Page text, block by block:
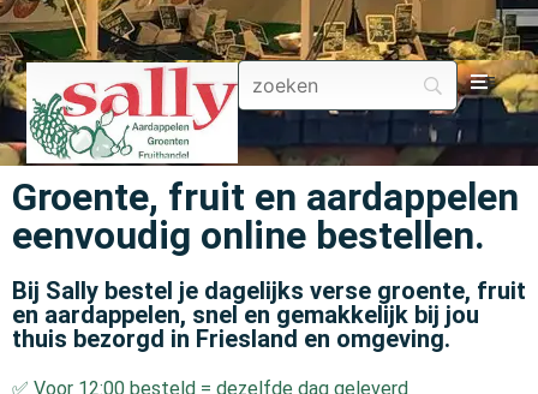
Groente, fruit en aardappelen
eenvoudig online bestellen.
Bij Sally bestel je dagelijks verse groente, fruit
en aardappelen, snel en gemakkelijk bij jou
thuis bezorgd in Friesland en omgeving.
✅ Voor 12:00 besteld = dezelfde dag geleverd